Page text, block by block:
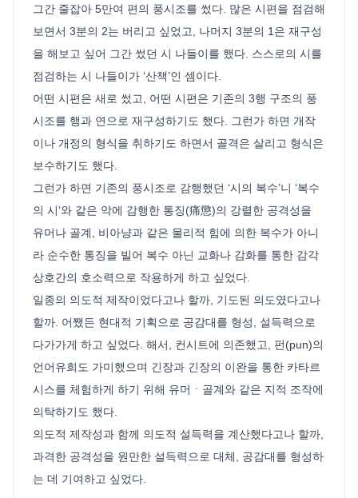
그간 줄잡아 5만여 편의 풍시조를 썼다. 많은 시편을 점검해
보면서 3분의 2는 버리고 싶었고, 나머지 3분의 1은 재구성
을 해보고 싶어 그간 썼던 시 나들이를 했다. 스스로의 시를
점검하는 시 나들이가 ‘산책’인 셈이다.
어떤 시편은 새로 썼고, 어떤 시편은 기존의 3행 구조의 풍
시조를 행과 연으로 재구성하기도 했다. 그런가 하면 개작
이나 개정의 형식을 취하기도 하면서 골격은 살리고 형식은
보수하기도 했다.
그런가 하면 기존의 풍시조로 감행했던 ‘시의 복수’니 ‘복수
의 시’와 같은 악에 감행한 통징(痛懲)의 강렬한 공격성을
유머나 골계, 비아냥과 같은 물리적 힘에 의한 복수가 아니
라 순수한 통징을 빌어 복수 아닌 교화나 감화를 통한 감각
상호간의 호소력으로 작용하게 하고 싶었다.
일종의 의도적 제작이었다고나 할까, 기도된 의도였다고나
할까. 어쨌든 현대적 기획으로 공감대를 형성, 설득력으로
다가가게 하고 싶었다. 해서, 컨시트에 의존했고, 펀(pun)의
언어유희도 가미했으며 긴장과 긴장의 이완을 통한 카타르
시스를 체험하게 하기 위해 유머ㆍ골계와 같은 지적 조작에
의탁하기도 했다.
의도적 제작성과 함께 의도적 설득력을 계산했다고나 할까,
과격한 공격성을 원만한 설득력으로 대체, 공감대를 형성하
는 데 기여하고 싶었다.